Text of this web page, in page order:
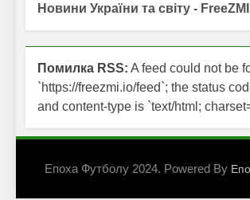
Новини України та світу -
Помилка RSS: A feed could not be
`https://freezmi.io/feed`; the status
and content-type is `text/html;
Епоха Футболу 2024. Powered By